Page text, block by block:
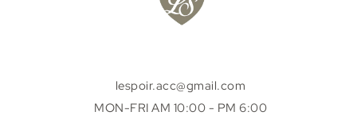
lespoir.acc@gmail.com
MON-FRI AM 10:00 - PM 6:00